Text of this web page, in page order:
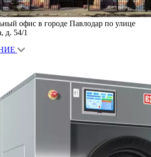
офис в городе Павлодар по улице
д. 54/1